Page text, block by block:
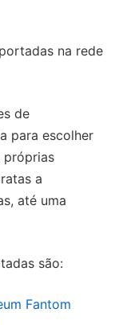
na rede
de
para escolher
próprias
a
até uma
são:
Fantom